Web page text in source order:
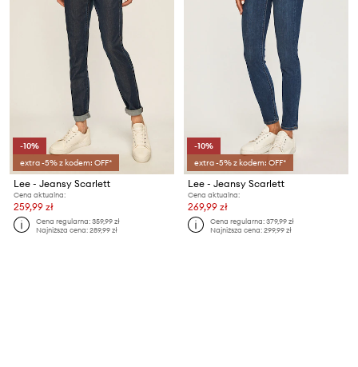
-10%
extra -5% z kodem: OFF*
Lee - Jeansy Scarlett
Cena aktualna:
259,99 zł
Cena regularna:359,99 zł
Najniższa cena:289,99 zł
-10%
extra -5% z kodem: OFF*
Lee - Jeansy Scarlett
Cena aktualna:
269,99 zł
Cena regularna:379,99 zł
Najniższa cena:299,99 zł